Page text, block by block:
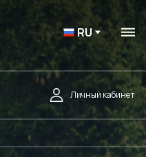
RU
Личный кабинет